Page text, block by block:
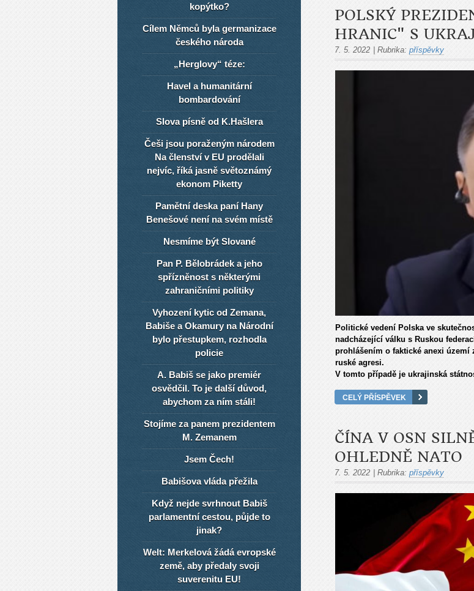
POLSKÝ
HRANIC" S
7. 5. 2022 Rubrika: příspěvky
Politické vedení Polska ve
nadcházející válku s Ruskou
prohlášením o faktické anexi
ruské agresi.
V tomto případě je ukrajinská
CELÝ PŘÍSPĚVEK
ČÍNA V OSN
OHLEDNĚ NATO
7. 5. 2022 Rubrika: příspěvky
kopýtko?
Cílem Němců byla germanizace
českého národa
„Herglovy“ téze:
Havel a humanitární
bombardování
Slova písně od K.Hašlera
Češi jsou poraženým národem
Na členství v EU prodělali
nejvíc, říká jasně světoznámý
ekonom Piketty
Pamětní deska paní Hany
Benešové není na svém místě
Nesmíme být Slované
Pan P. Bělobrádek a jeho
spřízněnost s některými
zahraničními politiky
Vyhození kytic od Zemana,
Babiše a Okamury na Národní
bylo přestupkem, rozhodla
policie
A. Babiš se jako premiér
osvědčil. To je další důvod,
abychom za ním stáli!
Stojíme za panem prezidentem
M. Zemanem
Jsem Čech!
Babišova vláda přežila
Když nejde svrhnout Babiš
parlamentní cestou, půjde to
jinak?
Welt: Merkelová žádá evropské
země, aby předaly svoji
suverenitu EU!